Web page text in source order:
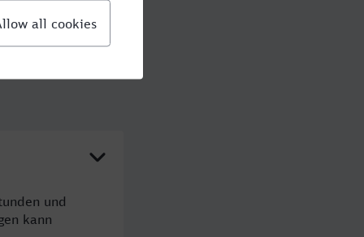
und
kann